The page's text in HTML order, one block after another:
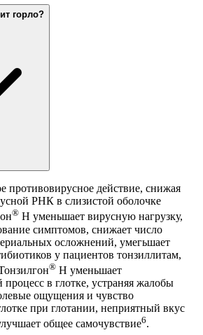
Н лечит горло?
противовирусное действие, снижая
РНК в слизистой оболочке
® Н уменьшает вирусную нагрузку,
симптомов, снижает число
осложнений, умегьшает
у пациентов тонзиллитам,
® Н уменьшает
процесс в глотке, устраняя жалобы
ощущения и чувство
при глотании, неприятный вкус
общее самочувствие6.